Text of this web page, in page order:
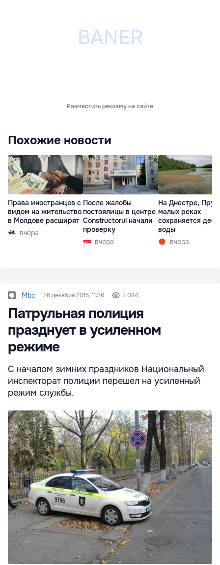
Разместить рекламу на сайте
Похожие новости
Права иностранцев с
видом на жительство
в Молдове расширят
вчера
После жалобы
постоялицы в центре
Constructorul начали
проверку
вчера
На Днестре,
малых реках
сохраняется
воды
вчера
Mbc 26 декабря 2015, 11:26 3 084
Патрульная полиция
празднует в усиленном
режиме
С началом зимних праздников Национальный
инспекторат полиции перешел на усиленный
режим службы.